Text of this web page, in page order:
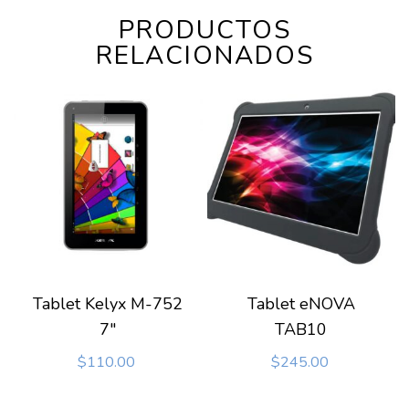
PRODUCTOS
RELACIONADOS
Tablet Kelyx M-752
7″
$110.00
Tablet eNOVA
TAB10
$245.00